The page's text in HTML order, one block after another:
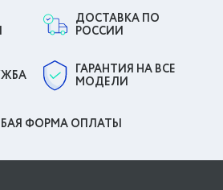
ДОСТАВКА ПО
РОССИИ
ГАРАНТИЯ НА ВСЕ
МОДЕЛИ
ФОРМА ОПЛАТЫ